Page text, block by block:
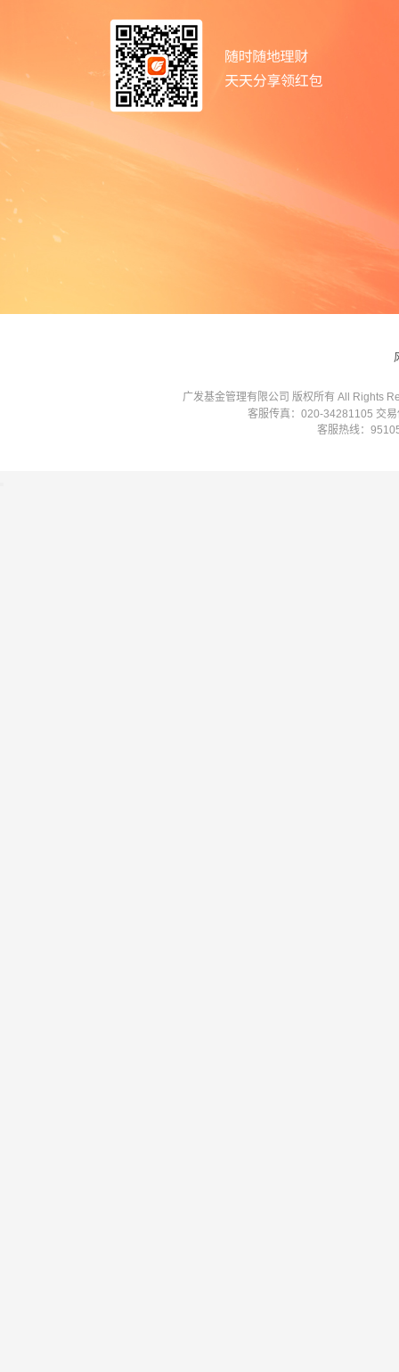
广发基金管理有限公司 版权所有 All Rights
客服传真：020-34281105 交
客服热线：